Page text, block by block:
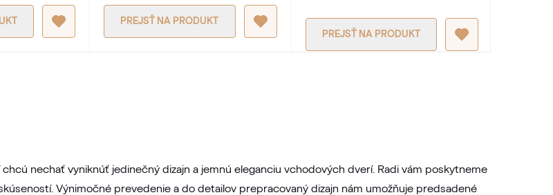
PREJSŤ NA PRODUKT
PREJSŤ NA PRODUKT
nechať vyniknúť jedinečný dizajn a jemnú eleganciu vchodových dverí. Radi vám poskytneme
Výnimočné prevedenie a do detailov prepracovaný dizajn nám umožňuje predsadené